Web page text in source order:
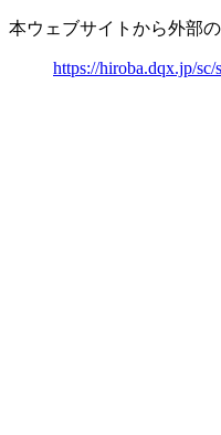
本ウェブサイトから外部
https://hiroba.dqx.jp/sc/